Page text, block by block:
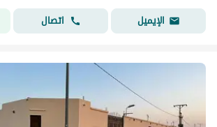
الإيميل
اتصال